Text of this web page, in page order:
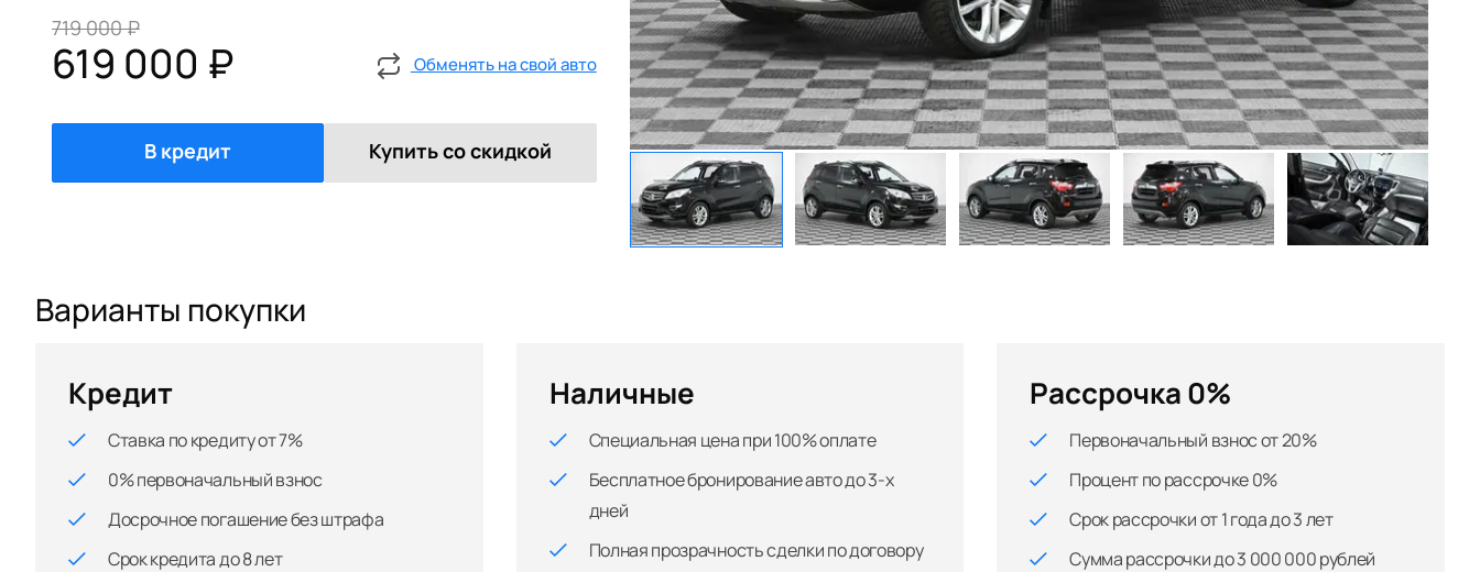
719 000 ₽
619 000 ₽ Обменять на свой авто
В кредит Купить со скидкой
Варианты покупки
Кредит
Ставка по кредиту от 7%
0% первоначальный взнос
Досрочное погашение без штрафа
Срок кредита до 8 лет
Наличные
Специальная цена при 100% оплате
Бесплатное бронирование авто до 3-х
дней
Полная прозрачность сделки по договору
Рассрочка 0%
Первоначальный взнос от 20%
Процент по рассрочке 0%
Срок рассрочки от 1 года до 3 лет
Сумма рассрочки до 3 000 000 рублей